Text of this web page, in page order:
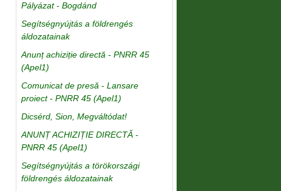
Pályázat - Bogdánd
Segítségnyújtás a földrengés
áldozatainak
Anunț achiziție directă - PNRR 45
(Apel1)
Comunicat de presă - Lansare
proiect - PNRR 45 (Apel1)
Dicsérd, Sion, Megváltódat!
ANUNȚ ACHIZIȚIE DIRECTĂ -
PNRR 45 (Apel1)
Segítségnyújtás a törökországi
földrengés áldozatainak